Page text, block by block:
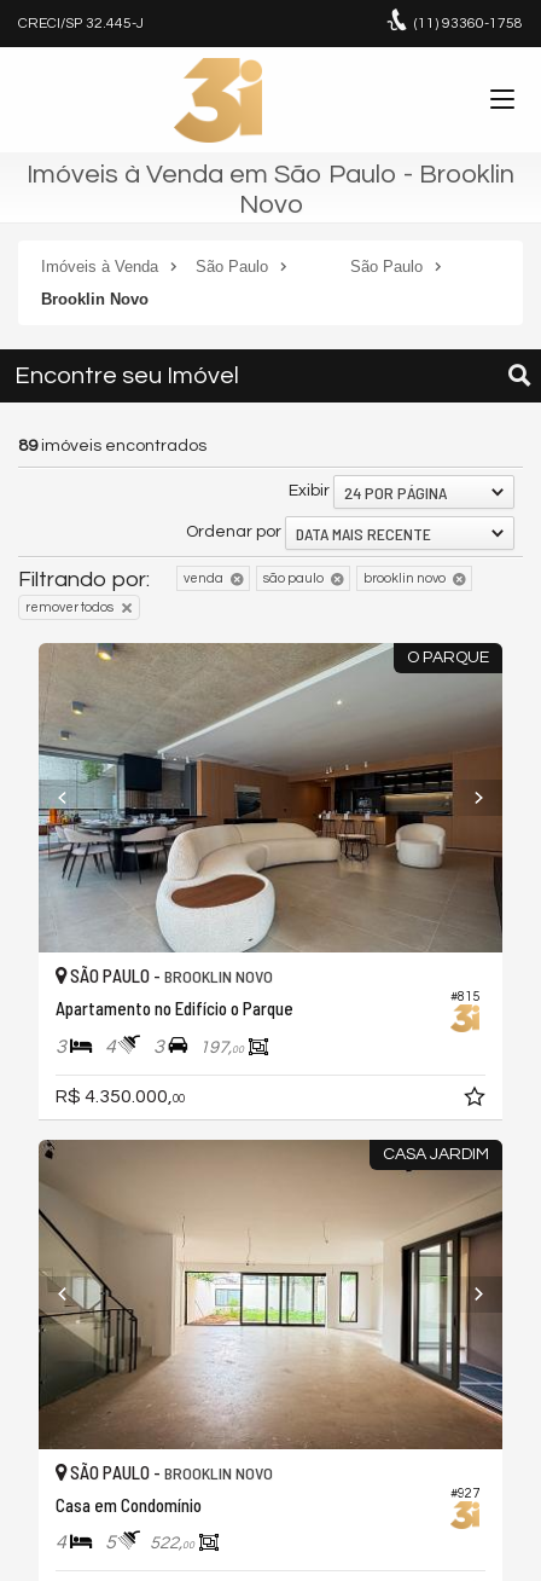
CRECI/SP 32.445-J (11) 93360-1758
Imóveis à Venda em São Paulo - Brooklin
Novo
Imóveis à Venda São Paulo
São Paulo
Brooklin Novo
Encontre seu Imóvel
89imóveis encontrados
Exibir 24 POR PÁGINA
Ordenar por DATA MAIS RECENTE
Filtrando por: venda são paulo brooklin novo
remover todos
O PARQUE
#815
SÃO PAULO - BROOKLIN NOVO
Apartamento no Edifício o Parque
3 4 3 197,00
R$ 4.350.000, 00
CASA JARDIM
#927
SÃO PAULO - BROOKLIN NOVO
Casa em Condomínio
4 5 522,00